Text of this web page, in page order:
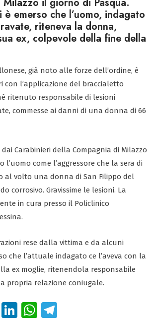
emerso che l’uomo, indagato
riteneva la donna,
ex, colpevole della fine della
già noto alle forze dell’ordine, è
con l’applicazione del braccialetto
ritenuto responsabile di lesioni
commesse ai danni di una donna di 66
Carabinieri della Compagnia di Milazzo
come l’aggressore che la sera di
al volto una donna di San Filippo del
corrosivo. Gravissime le lesioni. La
in cura presso il Policlinico
rese dalla vittima e da alcuni
che l’attuale indagato ce l’aveva con la
ex moglie, ritenendola responsabile
propria relazione coniugale.
E Li W